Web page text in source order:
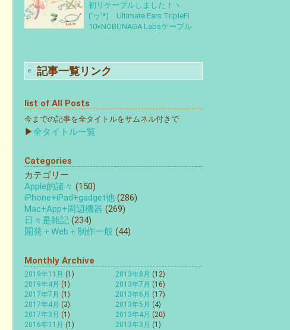
初リケーブルしました！ヽ
(‘ヮ’*)ゝUltimate Ears TripleFi
10×NOBUNAGA Labsケーブル
記事一覧リンク
list of All Posts
今までの記事を全タイトルをサムネル付きで
▶全タイトル一覧
Categories
カテゴリー
Apple的諸々 (150)
iPhone+iPad+gadget他 (286)
Mac+App+周辺機器 (269)
日々是雑記 (234)
開発＋Web＋制作一般 (44)
Monthly Archive
2019年11月 (1)
2019年4月 (1)
2017年7月 (1)
2017年4月 (3)
2017年3月 (1)
2016年11月 (1)
2013年8月 (12)
2013年7月 (16)
2013年6月 (17)
2013年5月 (4)
2013年4月 (20)
2013年3月 (1)